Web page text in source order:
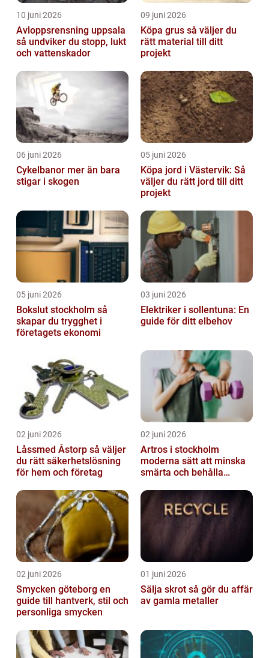
10 juni 2026
Avloppsrensning uppsala
så undviker du stopp, lukt
och vattenskador
09 juni 2026
Köpa grus så väljer du
rätt material till ditt
projekt
06 juni 2026
Cykelbanor mer än bara
stigar i skogen
05 juni 2026
Köpa jord i Västervik: Så
väljer du rätt jord till ditt
projekt
05 juni 2026
Bokslut stockholm så
skapar du trygghet i
företagets ekonomi
03 juni 2026
Elektriker i sollentuna: En
guide för ditt elbehov
02 juni 2026
Låssmed Åstorp så väljer
du rätt säkerhetslösning
för hem och företag
02 juni 2026
Artros i stockholm
moderna sätt att minska
smärta och behålla
02 juni 2026
Smycken göteborg en
guide till hantverk, stil och
personliga smycken
01 juni 2026
Sälja skrot så gör du affär
av gamla metaller